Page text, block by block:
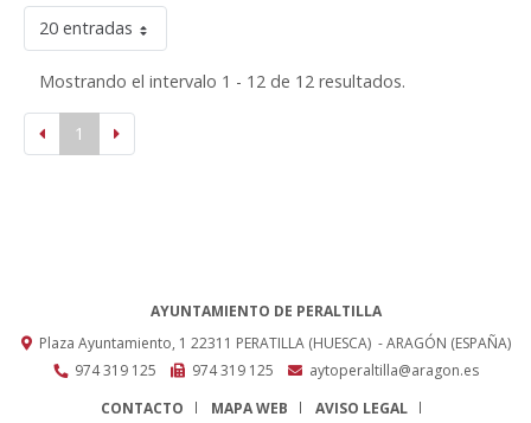
20 entradas
Mostrando el intervalo 1 - 12 de 12 resultados.
1
AYUNTAMIENTO DE PERALTILLA
Plaza Ayuntamiento, 1 22311 PERATILLA (HUESCA) - ARAGÓN (ESPAÑA)
974 319 125
974 319 125
aytoperaltilla@aragon.es
CONTACTO
MAPA WEB
AVISO LEGAL